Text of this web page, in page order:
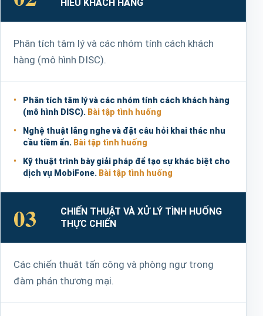
HIỂU KHÁCH HÀNG
Phân tích tâm lý và các nhóm tính cách khách
hàng (mô hình DISC).
Phân tích tâm lý và các nhóm tính cách khách hàng
(mô hình DISC). Bài tập tình huống
Nghệ thuật lắng nghe và đặt câu hỏi khai thác nhu
cầu tiềm ẩn. Bài tập tình huống
Kỹ thuật trình bày giải pháp để tạo sự khác biệt cho
dịch vụ MobiFone. Bài tập tình huống
03
CHIẾN THUẬT VÀ XỬ LÝ TÌNH HUỐNG
THỰC CHIẾN
Các chiến thuật tấn công và phòng ngự trong
đàm phán thương mại.